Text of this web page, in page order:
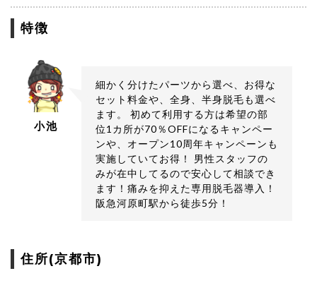
特徴
小池
細かく分けたパーツから選べ、お得な
セット料金や、全身、半身脱毛も選べ
ます。 初めて利用する方は希望の部
位1カ所が70％OFFになるキャンペー
ンや、オープン10周年キャンペーンも
実施していてお得！ 男性スタッフの
みが在中してるので安心して相談でき
ます！痛みを抑えた専用脱毛器導入！
阪急河原町駅から徒歩5分！
住所(京都市)